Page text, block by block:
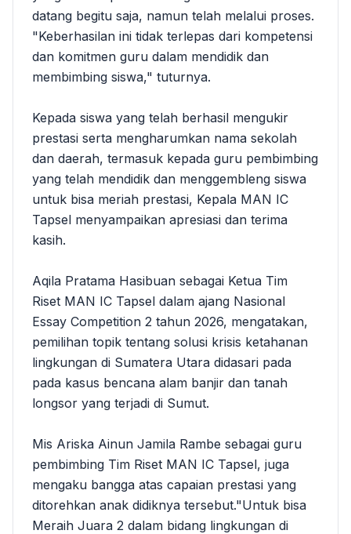
datang begitu saja, namun telah melalui proses.
"Keberhasilan ini tidak terlepas dari kompetensi
dan komitmen guru dalam mendidik dan
membimbing siswa," tuturnya.
Kepada siswa yang telah berhasil mengukir
prestasi serta mengharumkan nama sekolah
dan daerah, termasuk kepada guru pembimbing
yang telah mendidik dan menggembleng siswa
untuk bisa meriah prestasi, Kepala MAN IC
Tapsel menyampaikan apresiasi dan terima
kasih.
Aqila Pratama Hasibuan sebagai Ketua Tim
Riset MAN IC Tapsel dalam ajang Nasional
Essay Competition 2 tahun 2026, mengatakan,
pemilihan topik tentang solusi krisis ketahanan
lingkungan di Sumatera Utara didasari pada
pada kasus bencana alam banjir dan tanah
longsor yang terjadi di Sumut.
Mis Ariska Ainun Jamila Rambe sebagai guru
pembimbing Tim Riset MAN IC Tapsel, juga
mengaku bangga atas capaian prestasi yang
ditorehkan anak didiknya tersebut."Untuk bisa
Meraih Juara 2 dalam bidang lingkungan di